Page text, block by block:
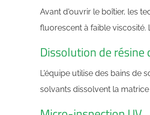
Avant d'ouvrir le boîtier, les
fluorescent à faible
Dissolution de résine
L'équipe utilise des bains de
solvants dissolvent la